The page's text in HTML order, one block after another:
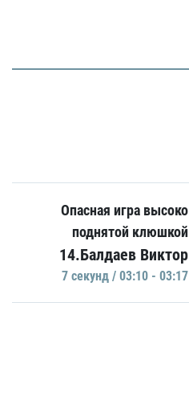
Опасная игра высоко
поднятой клюшкой
14.Балдаев Виктор
7 секунд / 03:10 - 03:17